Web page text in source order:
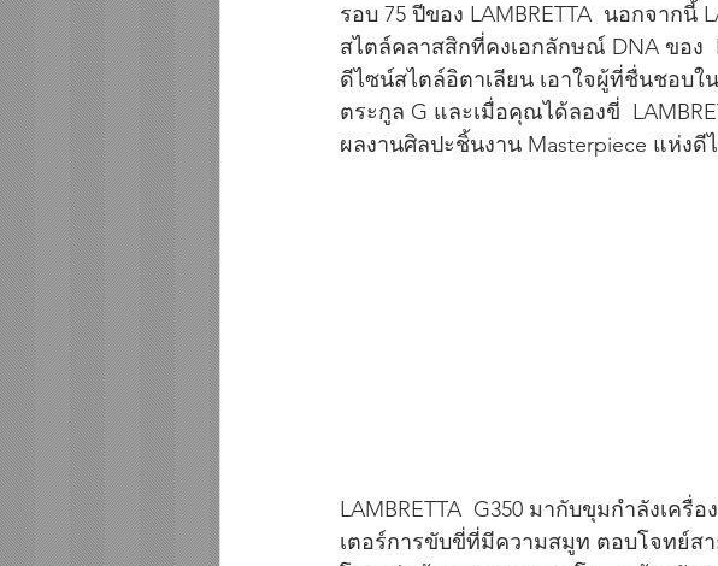
รอบ 75 ปีของ LAMBRETTA  นอกจากนี้
สไตล์คลาสสิกที่คงเอกลักษณ์ DNA ของ
ดีไซน์สไตล์อิตาเลียน เอาใจผู้ที่ชื่นชอบ
ตระกูล G และเมื่อคุณได้ลองขี่
ผลงานศิลปะชิ้นงาน Masterpiece แห่งดี
LAMBRETTA  G350 มากับขุมกำลังเครื่
เตอร์การขับขี่ที่มีความสมูท ตอบโจทย์ส